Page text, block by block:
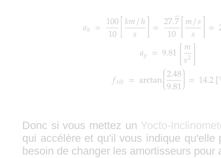
Donc si vous mettez un Yocto-
qui accélère et qu'il vous indique qu'elle
besoin de changer les amortisseurs pour